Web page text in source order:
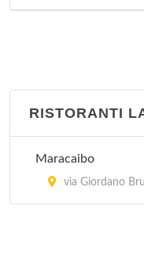
RISTORANTI
Maracaibo
via Giordano